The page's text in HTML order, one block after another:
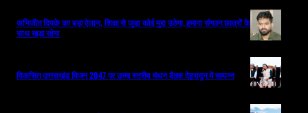
अभिजीत दिपके का बड़ा ऐलान, शिक्षा से जुड़ा कोई मुद्दा उठेगा, हमारा संगठन छात्रों के
साथ खड़ा रहेगा
विकसित उत्तराखंड विजन 2047 पर उच्च स्तरीय मंथन बैठक देहरादून में सम्पन्न